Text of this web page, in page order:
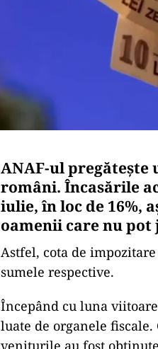
ANAF-ul pregătește
români. Încasările
iulie, în loc de 16%,
oamenii care nu
Astfel, cota de
sumele respective.
Începând cu luna
luate de organele
veniturile au fost